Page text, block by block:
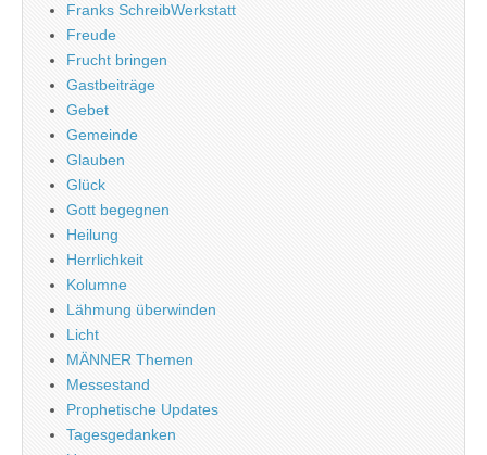
Franks SchreibWerkstatt
Freude
Frucht bringen
Gastbeiträge
Gebet
Gemeinde
Glauben
Glück
Gott begegnen
Heilung
Herrlichkeit
Kolumne
Lähmung überwinden
Licht
MÄNNER Themen
Messestand
Prophetische Updates
Tagesgedanken